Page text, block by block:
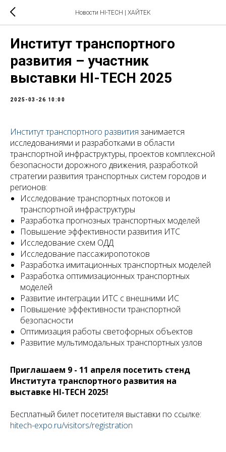
Новости HI-TECH | ХАЙТЕК
Институт транспортного
развития – участник
выставки HI-TECH 2025
2025-03-26 10:00
Институт транспортного развития занимается
исследованиями и разработками в области
транспортной инфраструктуры, проектов комплексной
безопасности дорожного движения, разработкой
стратегии развития транспортных систем городов и
регионов:
Исследование транспортных потоков и
транспортной инфраструктуры
Разработка прогнозных транспортных моделей
Повышение эффективности развития ИТС
Исследование схем ОДД
Исследование пассажиропотоков
Разработка имитационных транспортных моделей
Разработка оптимизационных транспортных
моделей
Развитие интеграции ИТС с внешними ИС
Повышение эффективности транспортной
безопасности
Оптимизация работы светофорных объектов
Развитие мультимодальных транспортных узлов
Приглашаем 9 - 11 апреля посетить стенд
Института транспортного развития на
выставке HI-TECH 2025!
Бесплатный билет посетителя выставки по ссылке:
hitech-expo.ru/visitors/registration